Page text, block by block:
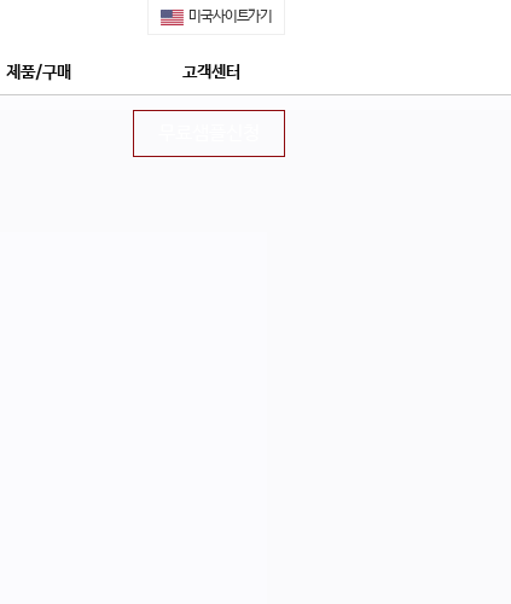
미국사이트가기
제품/구매 고객센터
무료샘플신청